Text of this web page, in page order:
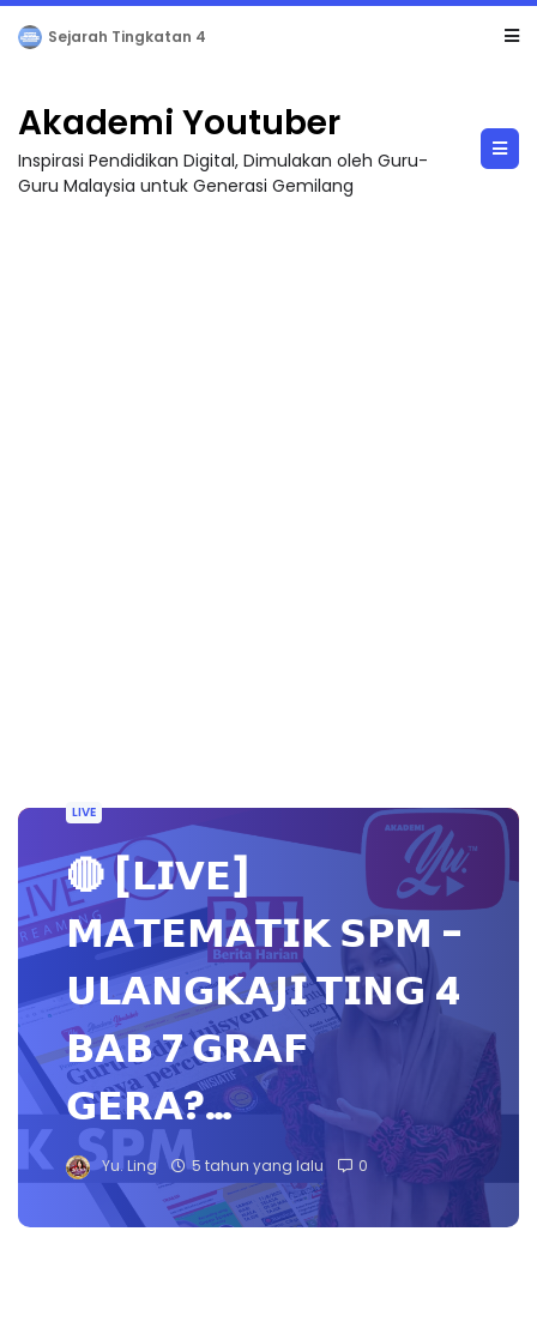
LIVE 🔴 [LIVE] PRINSIP PERAKAUNAN, BEDAH TUNTAS SOALAN 1 TRIAL OLEH CIKGU ...
Akademi Youtuber
Inspirasi Pendidikan Digital, Dimulakan oleh Guru-
Guru Malaysia untuk Generasi Gemilang
LIVE
🔴 [𝗟𝗜𝗩𝗘]
𝗠𝗔𝗧𝗘𝗠𝗔𝗧𝗜𝗞 𝗦𝗣𝗠 -
𝗨𝗟𝗔𝗡𝗚𝗞𝗔𝗝𝗜 𝗧𝗜𝗡𝗚 4
𝗕𝗔𝗕 7 𝗚𝗥𝗔𝗙
𝗚𝗘𝗥𝗔?…
Yu. Ling 5 tahun yang lalu 0